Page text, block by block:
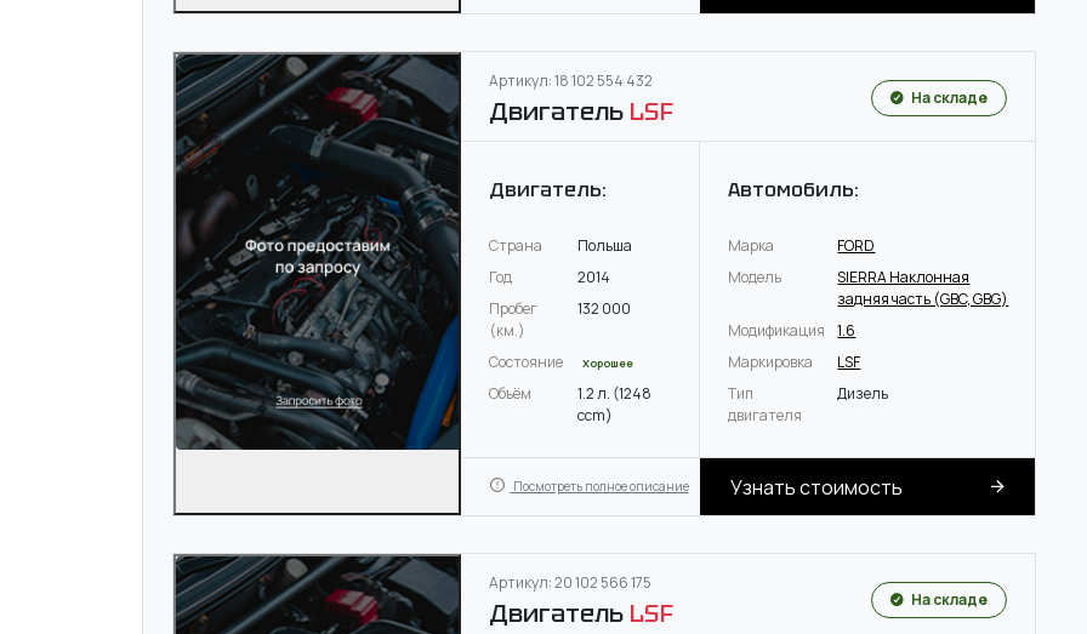
Артикул: 18 102 554 432
Двигатель LSF На складе
Двигатель:
Страна
Польша
Год
2014
Пробег
(км.)
132 000
Состояние Хорошее
Объём
1.2 л. (1248
ccm)
Автомобиль:
Марка
FORD
Модель
SIERRA Наклонная
задняя часть (GBC, GBG)
Модификация
1.6
Маркировка
LSF
Тип
двигателя
Дизель
Посмотреть полное описание Узнать стоимость
Артикул: 20 102 566 175
Двигатель LSF На складе